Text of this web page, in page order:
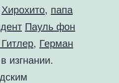
Хирохито, папа
Пауль фон
, Герман
в изгнании.